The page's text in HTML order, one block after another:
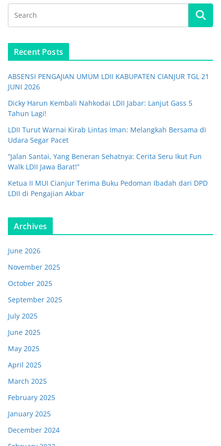
Recent Posts
ABSENSI PENGAJIAN UMUM LDII KABUPATEN CIANJUR TGL 21
JUNI 2026
Dicky Harun Kembali Nahkodai LDII Jabar: Lanjut Gass 5
Tahun Lagi!
LDII Turut Warnai Kirab Lintas Iman: Melangkah Bersama di
Udara Segar Pacet
“Jalan Santai, Yang Beneran Sehatnya: Cerita Seru Ikut Fun
Walk LDII Jawa Barat!”
Ketua II MUI Cianjur Terima Buku Pedoman Ibadah dari DPD
LDII di Pengajian Akbar
Archives
June 2026
November 2025
October 2025
September 2025
July 2025
June 2025
May 2025
April 2025
March 2025
February 2025
January 2025
December 2024